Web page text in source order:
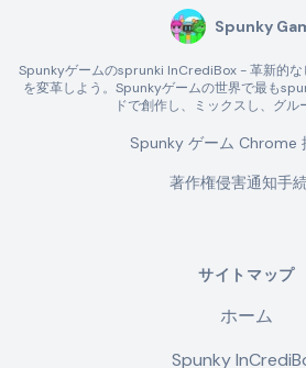
Spunky
Spunkyゲームのsprunki InCrediBox - 革新的な
を変革しよう。Spunkyゲームの世界で最も
ドで創作し、ミックスし、グル
Spunky ゲーム Chrome
著作権侵害通知手
サイトマップ
ホーム
Spunky